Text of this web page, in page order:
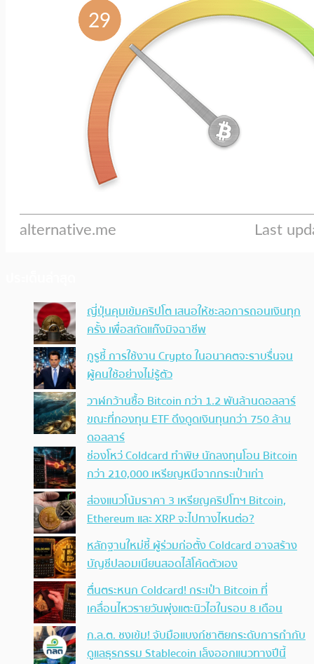
ญี่ปุ่นคุมเข้มคริปโต เสนอให้ชะลอการถอนเงินทุก
ครั้ง เพื่อสกัดแก๊งมิจฉาชีพ
กูรูชี้ การใช้งาน Crypto ในอนาคตจะราบรื่นจน
ผู้คนใช้อย่างไม่รู้ตัว
วาฬกว้านซื้อ Bitcoin กว่า 1.2 พันล้านดอลลาร์
ขณะที่กองทุน ETF ดึงดูดเงินทุนกว่า 750 ล้าน
ดอลลาร์
ช่องโหว่ Coldcard ทำพิษ นักลงทุนโอน Bitcoin
กว่า 210,000 เหรียญหนีจากกระเป๋าเก่า
ส่องแนวโน้มราคา 3 เหรียญคริปโทฯ Bitcoin,
Ethereum และ XRP จะไปทางไหนต่อ?
หลักฐานใหม่ชี้ ผู้ร่วมก่อตั้ง Coldcard อาจสร้าง
บัญชีปลอมเนียนสอดไส้โค้ดตัวเอง
ตื่นตระหนก Coldcard! กระเป๋า Bitcoin ที่
เคลื่อนไหวรายวันพุ่งแตะนิวไฮในรอบ 8 เดือน
ก.ล.ต. ชงเข้ม! จับมือแบงก์ชาติยกระดับการกำกับ
ดูแลธุรกรรม Stablecoin เล็งออกแนวทางปีนี้